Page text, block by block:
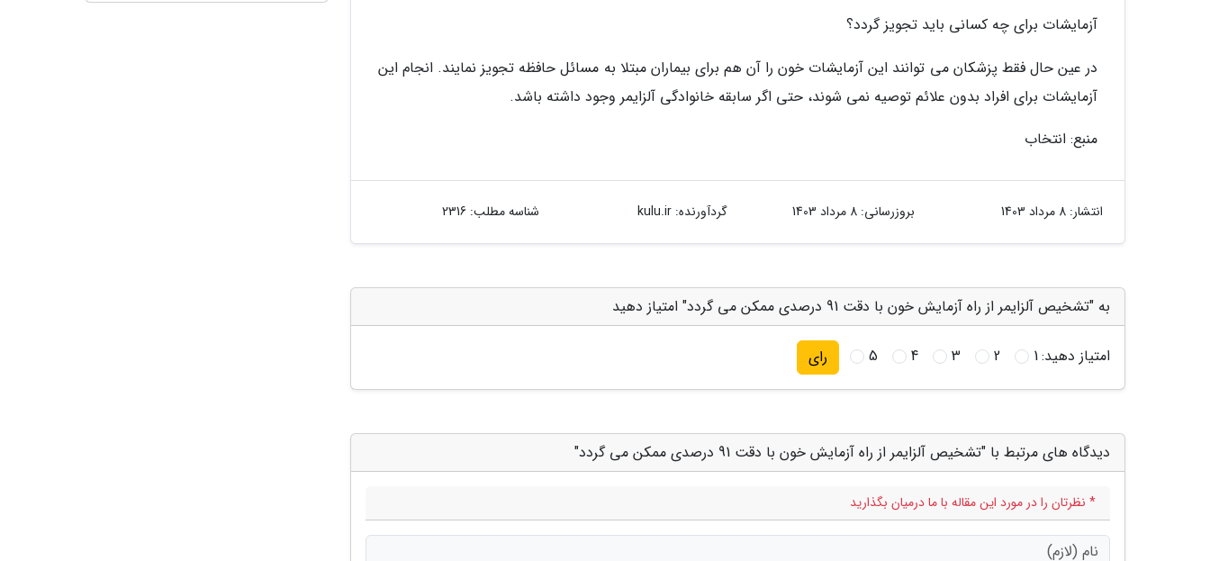
آزمایشات برای چه کسانی باید تجویز گردد؟
در عین حال فقط پزشکان می توانند این آزمایشات خون را آن هم برای بیماران مبتلا به مسائل حافظه تجویز نمایند. انجام این
آزمایشات برای افراد بدون علائم توصیه نمی شوند، حتی اگر سابقه خانوادگی آلزایمر وجود داشته باشد.
منبع: انتخاب
انتشار: 8 مرداد 1403 بروزرسانی: 8 مرداد 1403 گردآورنده:kulu.ir شناسه مطلب: 2316
به "تشخیص آلزایمر از راه آزمایش خون با دقت 91 درصدی ممکن می گردد" امتیاز دهید
امتیاز دهید:1
2
3
4
5 رای
دیدگاه های مرتبط با "تشخیص آلزایمر از راه آزمایش خون با دقت 91 درصدی ممکن می گردد"
* نظرتان را در مورد این مقاله با ما درمیان بگذارید